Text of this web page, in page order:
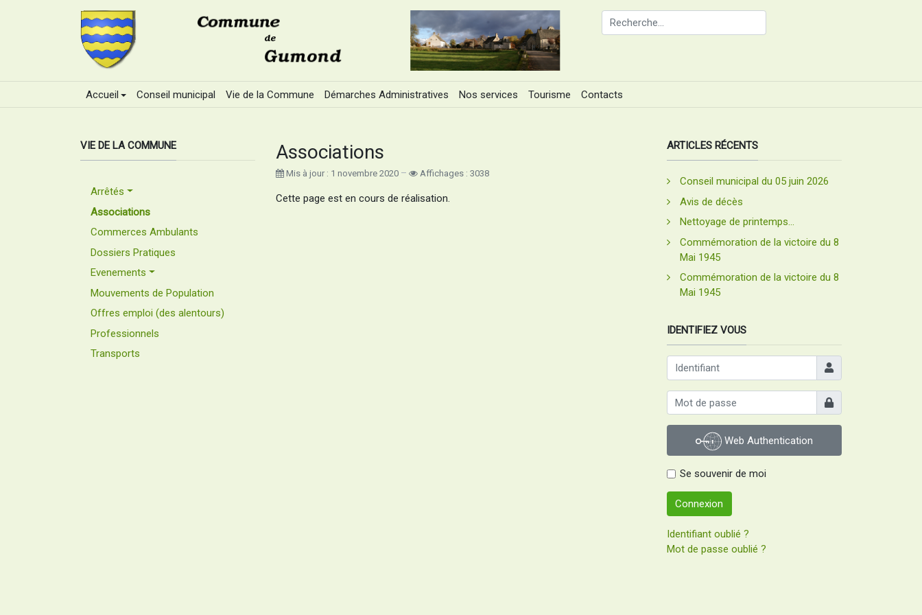
Accueil Conseil municipal Vie de la Commune Démarches Administratives Nos services Tourisme Contacts
Associations
Mis à jour : 1 novembre 2020 Affichages : 3038
Cette page est en cours de réalisation.
VIE DE LA COMMUNE
Arrêtés
Associations
Commerces Ambulants
Dossiers Pratiques
Evenements
Mouvements de Population
Offres emploi (des alentours)
Professionnels
Transports
ARTICLES RÉCENTS
Conseil municipal du 05 juin 2026
Avis de décès
Nettoyage de printemps...
Commémoration de la victoire du 8
Mai 1945
Commémoration de la victoire du 8
Mai 1945
IDENTIFIEZ VOUS
Identifiant
Afficher
Web Authentication
Se souvenir de moi
Connexion
Identifiant oublié ?
Mot de passe oublié ?